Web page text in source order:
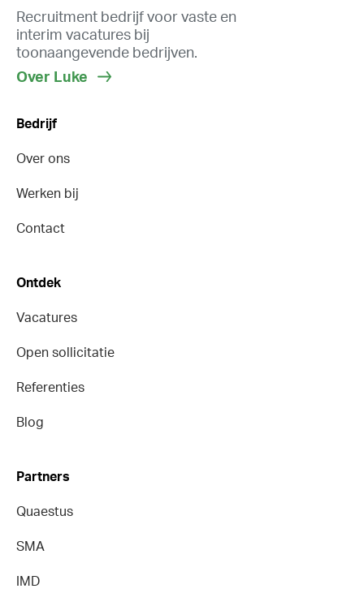
Recruitment bedrijf voor vaste en
interim vacatures bij
toonaangevende bedrijven.
Over Luke
Bedrijf
Over ons
Werken bij
Contact
Ontdek
Vacatures
Open sollicitatie
Referenties
Blog
Partners
Quaestus
SMA
IMD